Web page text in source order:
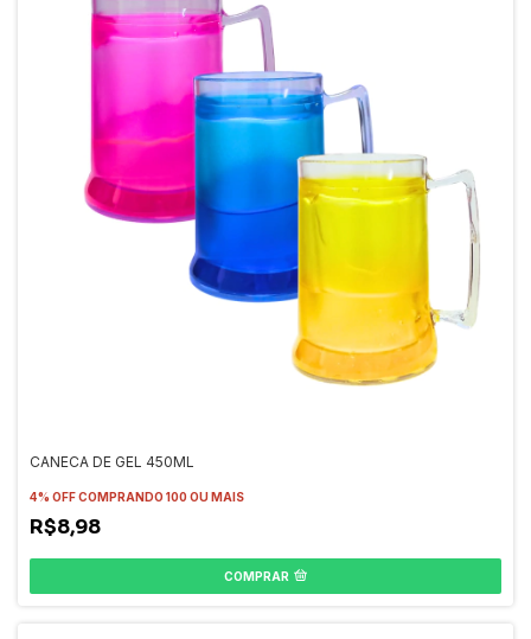
CANECA DE GEL 450ML
4% OFFCOMPRANDO 100 OU MAIS
R$8,98
COMPRAR